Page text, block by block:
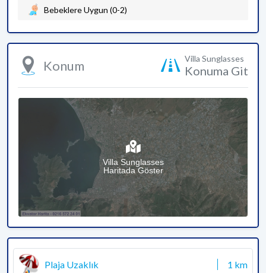
Bebeklere Uygun (0-2)
Konum Villa Sunglasses
Konuma Git
Villa Sunglasses
Haritada Göster
Plaja Uzaklık 1 km